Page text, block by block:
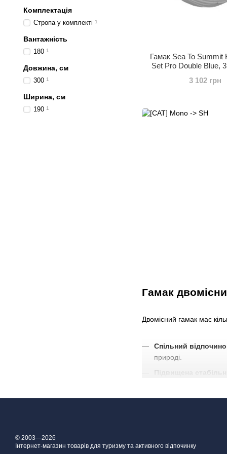
Гамак
Двомісний гамак має
Спільний
природі.
Підвищена
Економія простору:
:
для різних
Гамак Sea To Summit
Set Pro Double Blue,
3 102 грн
Комплектація
Стропа у комплекті 1
Вантажність
180 1
Довжина, см
300 1
Ширина, см
190 1
© 2003—2026
Інтернет-магазин товарів для туризму та активного відпочинку